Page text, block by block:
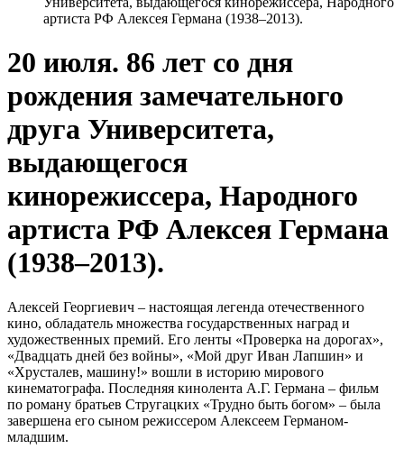
артиста РФ Алексея Германа (1938–2013).
20 июля. 86 лет со дня
рождения замечательного
друга Университета,
выдающегося
кинорежиссера, Народного
артиста РФ Алексея Германа
(1938–2013).
Алексей Георгиевич – настоящая легенда отечественного
кино, обладатель множества государственных наград и
художественных премий. Его ленты «Проверка на дорогах»,
«Двадцать дней без войны», «Мой друг Иван Лапшин» и
«Хрусталев, машину!» вошли в историю мирового
кинематографа. Последняя кинолента А.Г. Германа – фильм
по роману братьев Стругацких «Трудно быть богом» – была
завершена его сыном режиссером Алексеем Германом-
младшим.